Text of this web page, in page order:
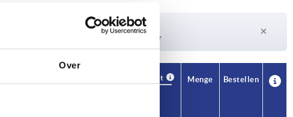
Over
Lieferzeit auf Anfrage
Derzeit nicht auf Lager
Verfügbarkeit
Menge Bestellen